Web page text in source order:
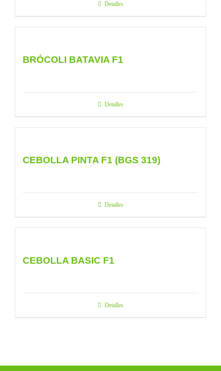
Detalles
BRÓCOLI BATAVIA F1
Detalles
CEBOLLA PINTA F1 (BGS 319)
Detalles
CEBOLLA BASIC F1
Detalles